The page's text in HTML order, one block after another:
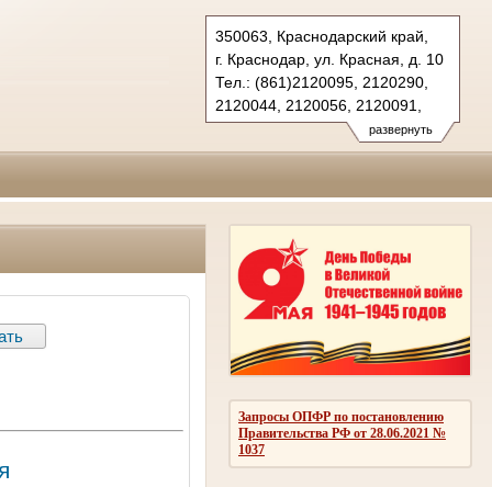
развернуть
350063, Краснодарский край,
г. Краснодар, ул. Красная, д. 10
Тел.: (861)2120095, 2120290,
2120044, 2120056, 2120091,
2683150(ф.)
kubansud@sudrf.ru
Запросы ОПФР по постановлению
Правительства РФ от 28.06.2021 №
1037